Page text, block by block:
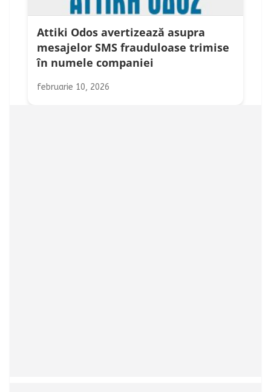
Attiki Odos avertizează asupra
mesajelor SMS frauduloase trimise
în numele companiei
februarie 10, 2026